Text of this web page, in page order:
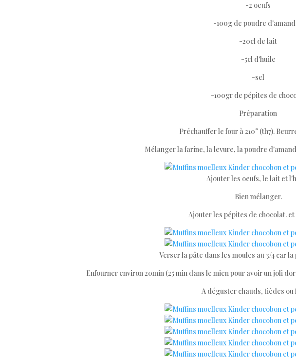
-2 oeufs
-100g de poudre
-20cl de lait
-5cl d'huile
-sel
-100gr de pépites de
Préparation
Préchauffer le four à 210° (th7).
Mélanger la farine, la levure, la poudre
Ajouter les oeufs, le lait et
Bien mélanger.
Ajouter les pépites de chocolat.
Verser la pâte dans les moules au 3/4 car
Enfourner environ 20min (25 min dans le mien pour avoir un joli
A déguster chauds, tièdes ou